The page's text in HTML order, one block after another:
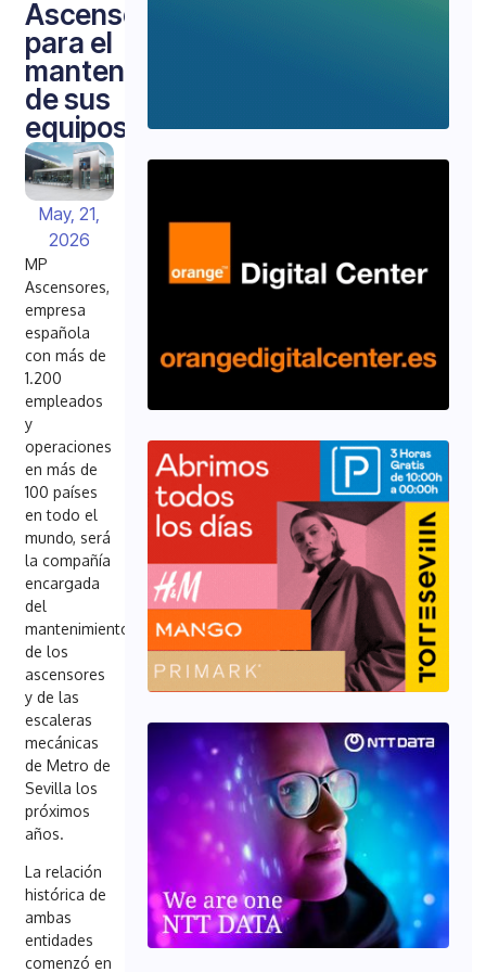
Ascensores
para el
mantenimiento
de sus
equipos
May, 21,
2026
MP
Ascensores,
empresa
española
con más de
1.200
empleados
y
operaciones
en más de
100 países
en todo el
mundo, será
la compañía
encargada
del
mantenimiento
de los
ascensores
y de las
escaleras
mecánicas
de Metro de
Sevilla los
próximos
años.
La relación
histórica de
ambas
entidades
comenzó en